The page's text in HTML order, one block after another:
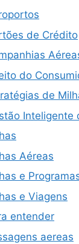
de Crédito
do
de
Inteligente
Aéreas
e
e Viagens
entender
aereas